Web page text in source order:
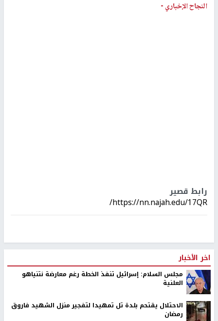
النجاح الإخباري -
رابط قصير
https://nn.najah.edu/17QR/
اخر الأخبار
مجلس السلام: إسرائيل تنفذ الخطة رغم معارضة نتنياهو
العلنية
الاحتلال يقتحم بلدة تل تمهيدا لتفجير منزل الشهيد فاروق
رمضان